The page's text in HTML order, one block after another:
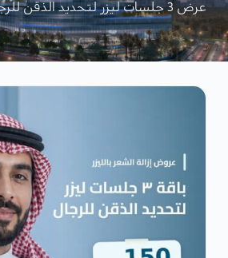
عرض 3 جلسات ليزر لتحديد الذقن للرجال